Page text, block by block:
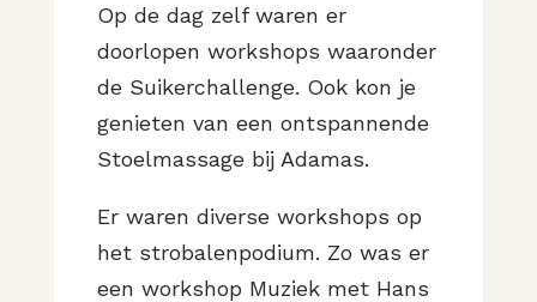
Op de dag zelf waren er
doorlopen workshops waaronder
de Suikerchallenge. Ook kon je
genieten van een ontspannende
Stoelmassage bij Adamas.
Er waren diverse workshops op
het strobalenpodium. Zo was er
een workshop Muziek met Hans